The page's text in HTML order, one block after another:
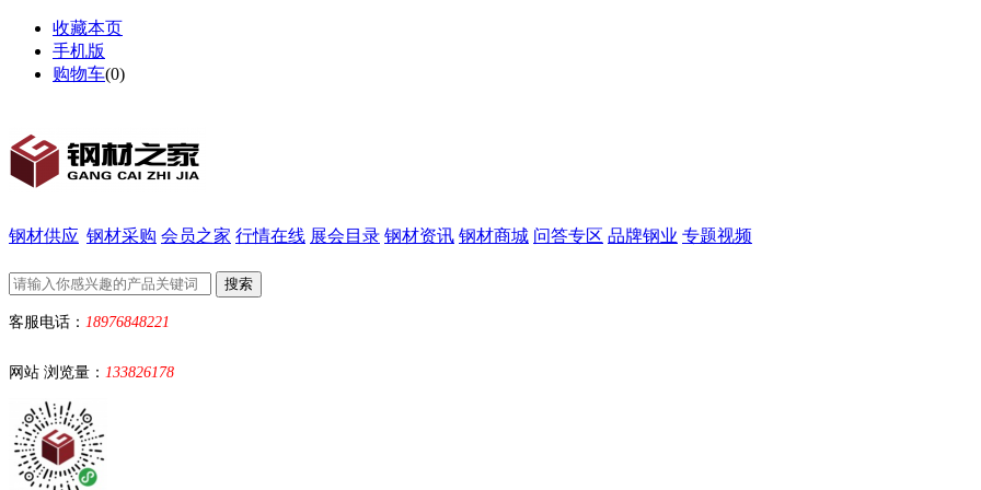
收藏本页
手机版
购物车(0)
钢材供应 钢材采购 会员之家 行情在线 展会目录 钢材资讯 钢材商城 问答专区 品牌钢业 专题视频
客服电话： 18976848221
网站 浏览量： 133826178